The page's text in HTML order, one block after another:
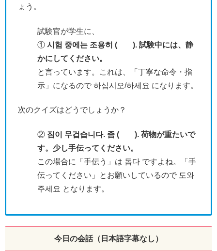
ょう。
試験官が学生に、
① 시험 중에는 조용히 ( ). 試験中には、静
かにしてください。
と言っています。これは、「丁寧な命令・指
示」になるので 하십시오/하세요 になります。
次のクイズはどうでしょうか？
② 짐이 무겁습니다. 좀 ( ). 荷物が重たいで
す。少し手伝ってください。
この場合に「手伝う」は 돕다 ですよね。「手
伝ってください」とお願いしているので 도와
주세요 となります。
今日の会話（日本語字幕なし）